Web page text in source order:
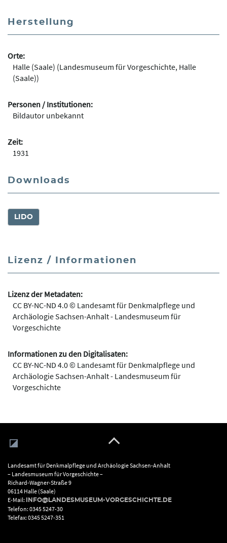
Herstellung
Orte:
Halle (Saale) (Landesmuseum für Vorgeschichte, Halle
(Saale))
Personen / Institutionen:
Bildautor unbekannt
Zeit:
1931
Downloads
LIDO
Lizenz / Informationen
Lizenz der Metadaten:
CC BY-NC-ND 4.0 © Landesamt für Denkmalpflege und
Archäologie Sachsen-Anhalt - Landesmuseum für
Vorgeschichte
Informationen zu den Digitalisaten:
CC BY-NC-ND 4.0 © Landesamt für Denkmalpflege und
Archäologie Sachsen-Anhalt - Landesmuseum für
Vorgeschichte
Landesamt für Denkmalpflege und Archäologie Sachsen-Anhalt
– Landesmuseum für Vorgeschichte –
Richard-Wagner-Straße 9
06114 Halle (Saale)
E-Mail:
INFO@LANDESMUSEUM-VORGESCHICHTE.DE
Telefon: 0345 5247-30
Telefax: 0345 5247-351